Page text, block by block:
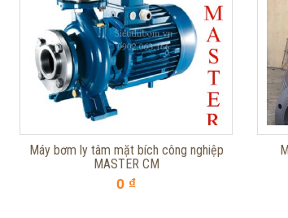
Máy bơm ly tâm mặt bích công nghiệp
MASTER CM
0 ₫